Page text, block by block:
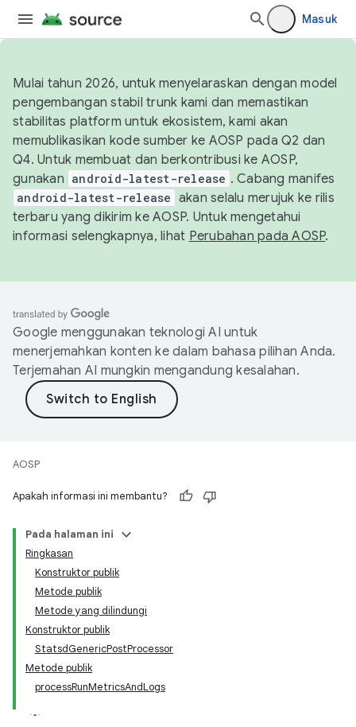
Masuk
Mulai tahun 2026, untuk menyelaraskan dengan model
pengembangan stabil trunk kami dan memastikan
stabilitas platform untuk ekosistem, kami akan
memublikasikan kode sumber ke AOSP pada Q2 dan
Q4. Untuk membuat dan berkontribusi ke AOSP,
gunakan android-latest-release . Cabang manifes
android-latest-release akan selalu merujuk ke rilis
terbaru yang dikirim ke AOSP. Untuk mengetahui
informasi selengkapnya, lihat Perubahan pada AOSP.
Google menggunakan teknologi AI untuk
menerjemahkan konten ke dalam bahasa pilihan Anda.
Terjemahan AI mungkin mengandung kesalahan.
AOSP
Apakah informasi ini membantu?
Pada halaman ini
Ringkasan
Konstruktor publik
Metode publik
Metode yang dilindungi
Konstruktor publik
StatsdGenericPostProcessor
Metode publik
processRunMetricsAndLogs